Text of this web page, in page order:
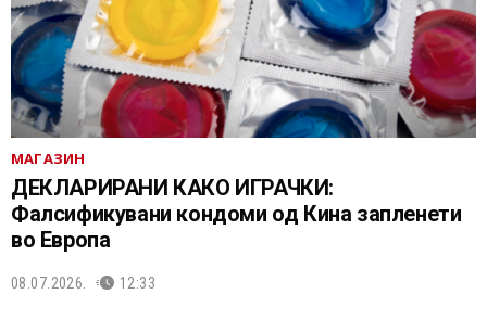
МАГАЗИН
ДЕКЛАРИРАНИ КАКО ИГРАЧКИ:
Фалсификувани кондоми од Кина запленети
во Европа
08.07.2026. 12:33